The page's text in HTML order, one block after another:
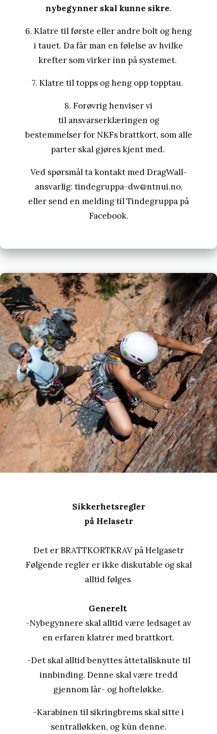
nybegynner skal kunne sikre.
6. Klatre til første eller andre bolt og heng
i tauet. Da får man en følelse av hvilke
krefter som virker inn på systemet.
7. Klatre til topps og heng opp topptau.
8. Forøvrig henviser vi
til ansvarserklæringen og
bestemmelserfor NKFs brattkort, som alle
parter skal gjøres kjent med.
Ved spørsmål ta kontakt med DragWall-
ansvarlig: tindegruppa-dw@ntnui.no,
eller send en melding til Tindegruppa på
Facebook.
Sikkerhetsregler
på Helasetr
Det er BRATTKORTKRAV på Helgasetr
Følgende regler er ikke diskutable og skal
alltid følges
Generelt
-Nybegynnere skal alltid være ledsaget av
en erfaren klatrer med brattkort.
-Det skal alltid benyttes åttetallsknute til
innbinding. Denne skal være tredd
gjennom lår- og hofteløkke.
-Karabinen til sikringbrems skal sitte i
sentralløkken, og kùn denne.